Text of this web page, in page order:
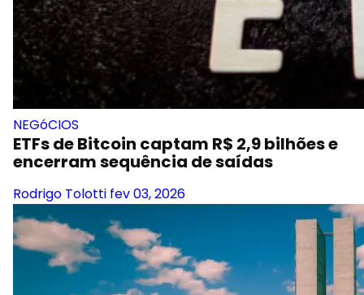
NEGóCIOS
ETFs de Bitcoin captam R$ 2,9 bilhões e
encerram sequência de saídas
Rodrigo Tolotti fev 03, 2026